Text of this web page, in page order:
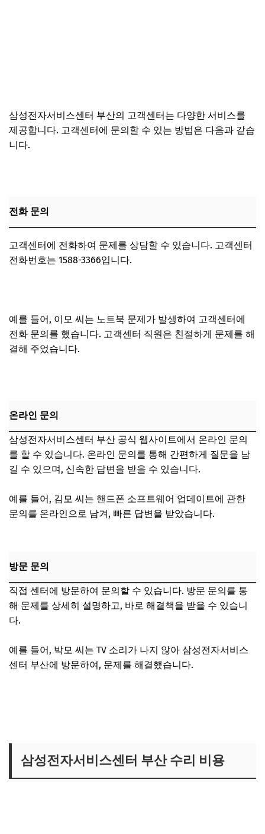
삼성전자서비스센터 부산의 고객센터는 다양한 서비스를
제공합니다. 고객센터에 문의할 수 있는 방법은 다음과 같습
니다.
전화 문의
고객센터에 전화하여 문제를 상담할 수 있습니다. 고객센터
전화번호는 1588-3366입니다.
예를 들어, 이모 씨는 노트북 문제가 발생하여 고객센터에
전화 문의를 했습니다. 고객센터 직원은 친절하게 문제를 해
결해 주었습니다.
온라인 문의
삼성전자서비스센터 부산 공식 웹사이트에서 온라인 문의
를 할 수 있습니다. 온라인 문의를 통해 간편하게 질문을 남
길 수 있으며, 신속한 답변을 받을 수 있습니다.
예를 들어, 김모 씨는 핸드폰 소프트웨어 업데이트에 관한
문의를 온라인으로 남겨, 빠른 답변을 받았습니다.
방문 문의
직접 센터에 방문하여 문의할 수 있습니다. 방문 문의를 통
해 문제를 상세히 설명하고, 바로 해결책을 받을 수 있습니
다.
예를 들어, 박모 씨는 TV 소리가 나지 않아 삼성전자서비스
센터 부산에 방문하여, 문제를 해결했습니다.
삼성전자서비스센터 부산 수리 비용